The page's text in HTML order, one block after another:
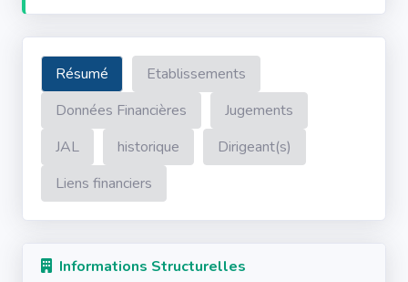
Résumé
Etablissements
Données Financières
Jugements
JAL
historique
Dirigeant(s)
Liens financiers
Informations Structurelles